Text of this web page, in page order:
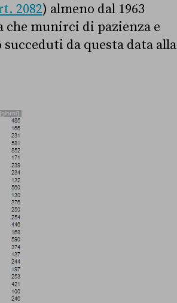
2082) almeno dal 1963
munirci di pazienza e
da questa data alla